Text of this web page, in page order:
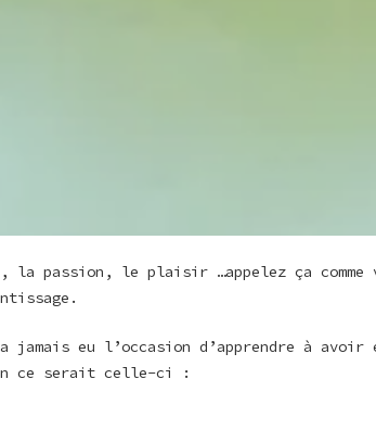
la passion, le plaisir …appelez ça comme
jamais eu l’occasion d’apprendre à
ce serait celle-ci :